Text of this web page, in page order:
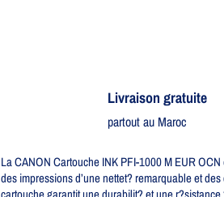
Livraison gratuite​
partout au Maroc
La CANON Cartouche INK PFI-1000 M EUR
des impressions d’une nettet? remarquable et